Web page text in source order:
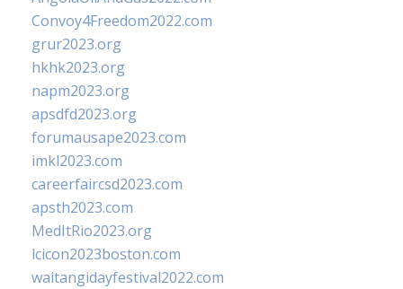
Convoy4Freedom2022.com
grur2023.org
hkhk2023.org
napm2023.org
apsdfd2023.org
forumausape2023.com
imkl2023.com
careerfaircsd2023.com
apsth2023.com
MedItRio2023.org
lcicon2023boston.com
waitangidayfestival2022.com